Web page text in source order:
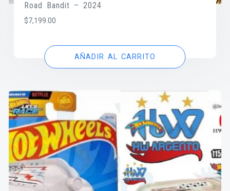
Road Bandit – 2024
$7,199.00
AÑADIR AL CARRITO